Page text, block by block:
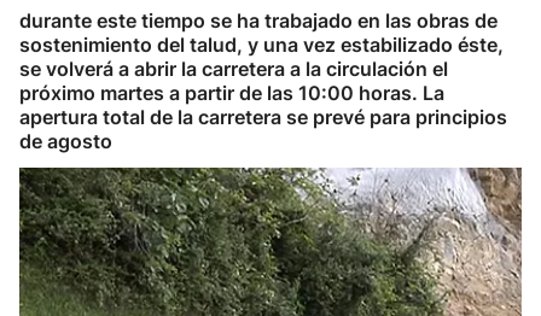
durante este tiempo se ha trabajado en las obras de
sostenimiento del talud, y una vez estabilizado éste,
se volverá a abrir la carretera a la circulación el
próximo martes a partir de las 10:00 horas. La
apertura total de la carretera se prevé para principios
de agosto